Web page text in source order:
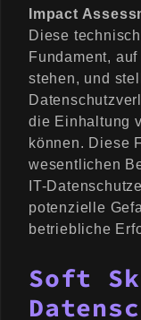
Impact
Diese
Fundament,
stehen, und
die Einhaltung
können. Diese
wesentlichen
IT-
potenzielle
betriebliche
Soft